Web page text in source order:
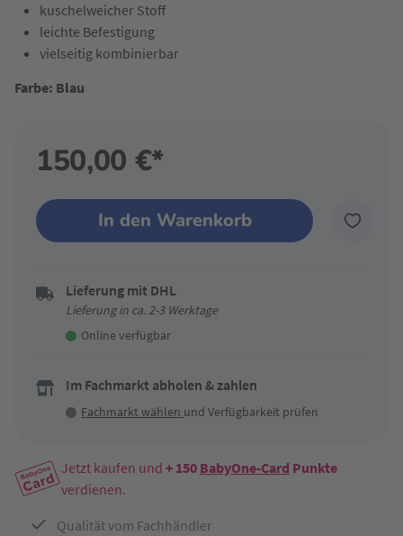
kuschelweicher Stoff
leichte Befestigung
vielseitig kombinierbar
Farbe: Blau
150,00 €*
In den Warenkorb
Lieferung mit DHL
Lieferung in ca. 2-3 Werktage
Online verfügbar
Im Fachmarkt abholen & zahlen
Fachmarkt wählen und Verfügbarkeit prüfen
Jetzt kaufen und + 150 BabyOne-Card Punkte
verdienen.
Qualität vom Fachhändler